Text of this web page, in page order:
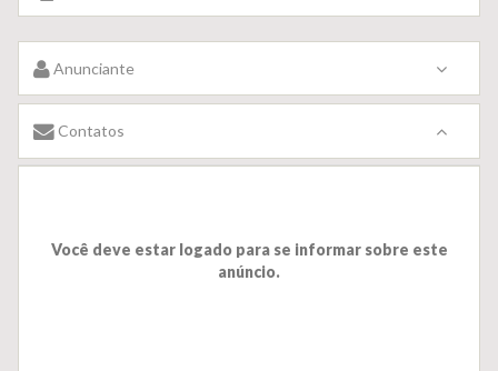
Anunciante
Contatos
Você deve estar logado para se informar sobre este
anúncio.